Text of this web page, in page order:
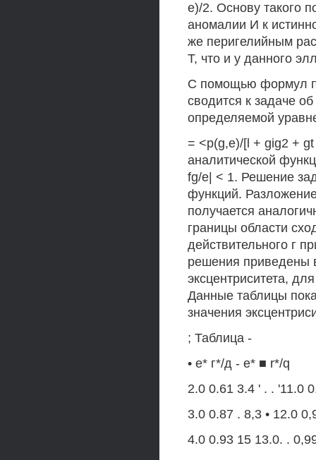
е)/2. Основу такого
аномалии И к
же перигелийным
Т, что и у данного
С помощью формул
сводится к задаче
определяемой
= <p(g,e)/[l + gig2 +
аналитической
fg/e| < 1. Решение
функций.
получается
границы области
действительного г
решения приведены
эксцентриситета,
Данные таблицы
значения
; Таблица -
• е* г*/д - е* ■ r*/q
2.0 0.61 3.4 ' . . '11.0
3.0 0.87 . 8,3 • 12.0
4.0 0.93 15 13.0. .